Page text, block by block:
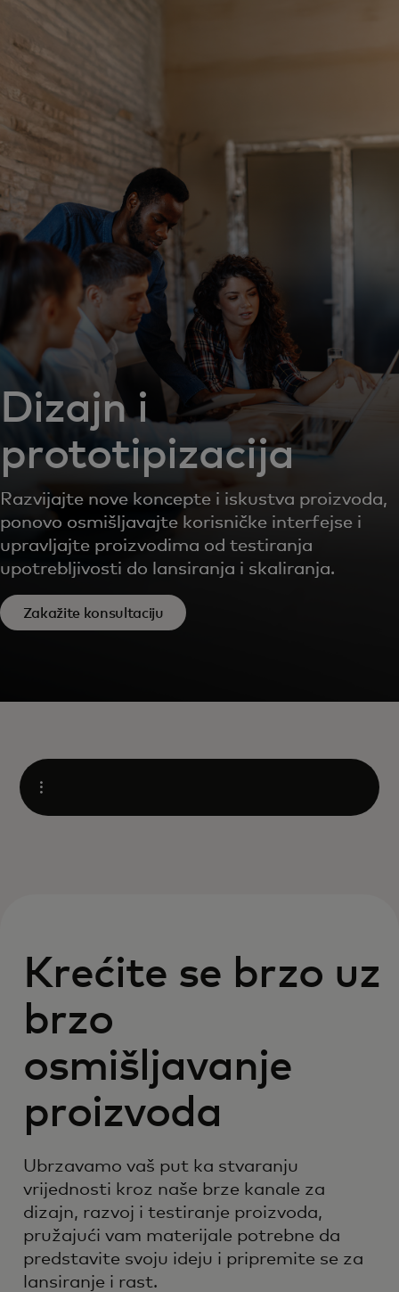
Za vas
Za biznis
Za svijet
Za inovatore
Novosti i trendovi
Dizajn i
prototipizacija
Razvijajte nove koncepte i iskustva proizvoda,
ponovo osmišljavajte korisničke interfejse i
upravljajte proizvodima od testiranja
upotrebljivosti do lansiranja i skaliranja.
Zakažite konsultaciju
Open
Krećite se brzo uz
brzo
osmišljavanje
proizvoda
Ubrzavamo vaš put ka stvaranju
vrijednosti kroz naše brze kanale za
dizajn, razvoj i testiranje proizvoda,
pružajući vam materijale potrebne da
predstavite svoju ideju i pripremite se za
lansiranje i rast.